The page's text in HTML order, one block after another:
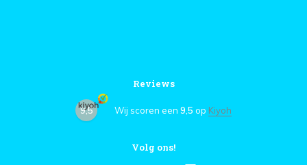
Reviews
9,5 Wij scoren een 9,5 op Kiyoh
Volg ons!